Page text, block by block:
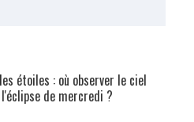
étoiles : où observer le ciel
de mercredi ?